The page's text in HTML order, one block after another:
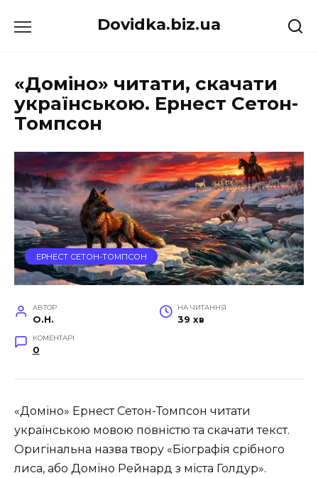
до
Dovidka.biz.ua
«Доміно» читати, скачати
українською. Ернест Сетон-
Томпсон
ЕРНЕСТ СЕТОН-ТОМПСОН
АВТОР
O.H.
НА ЧИТАННЯ
39 хв
КОМЕНТАРІ
0
«Доміно» Ернест Сетон-Томпсон читати
українською мовою повністю та скачати текст.
Оригінальна назва твору «Біографія срібного
лиса, або Доміно Рейнард з міста Голдур».